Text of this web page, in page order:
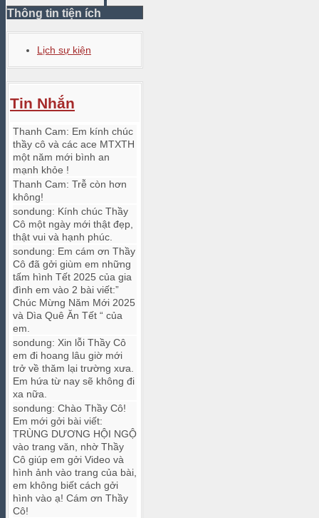
Thông tin tiện ích
Lịch sự kiện
Tin Nhắn
Thanh Cam: Em kính chúc
thầy cô và các ace MTXTH
một năm mới bình an
mạnh khỏe !
Thanh Cam: Trễ còn hơn
không!
sondung: Kính chúc Thầy
Cô một ngày mới thật đẹp,
thật vui và hạnh phúc.
sondung: Em cám ơn Thầy
Cô đã gởi giùm em những
tấm hình Tết 2025 của gia
đình em vào 2 bài viết:”
Chúc Mừng Năm Mới 2025
và Dìa Quê Ăn Tết “ của
em.
sondung: Xin lỗi Thầy Cô
em đi hoang lâu giờ mới
trở về thăm lại trường xưa.
Em hứa từ nay sẽ không đi
xa nữa.
sondung: Chào Thầy Cô!
Em mới gởi bài viết:
TRÙNG DƯƠNG HỘI NGỘ
vào trang văn, nhờ Thầy
Cô giúp em gởi Video và
hình ảnh vào trang của bài,
em không biết cách gởi
hình vào ạ! Cám ơn Thầy
Cô!